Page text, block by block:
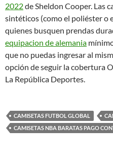
2022de Sheldon Cooper. Las
sintéticos (como el poliéster o
quienes busquen prendas
equipacion de alemania
que no puedas ingresar al
opción de seguir la cobertura
La República Deportes.
CAMISETAS FUTBOL GLOBAL
CAMISETAS NBA BARATAS PAGO